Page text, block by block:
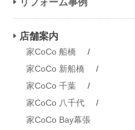
店舗案内
家CoCo 船橋
/
家CoCo 新船橋
/
家CoCo 千葉
/
家CoCo 八千代
/
家CoCo Bay幕張